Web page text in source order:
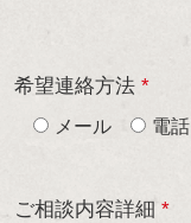
希望連絡方法 *
メール
電話
ご相談内容詳細 *